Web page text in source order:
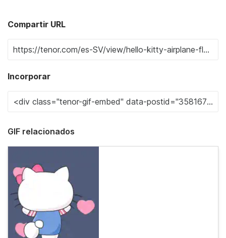
Compartir URL
Incorporar
GIF relacionados